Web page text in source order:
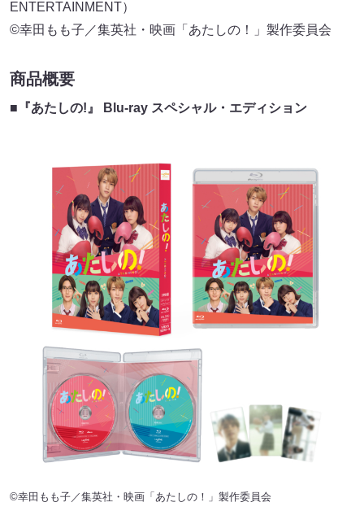
ENTERTAINMENT）
©幸田もも子／集英社・映画「あたしの！」製作委員会
商品概要
■ 『あたしの!』 Blu-ray スペシャル・エディション
©幸田もも子／集英社・映画「あたしの！」製作委員会